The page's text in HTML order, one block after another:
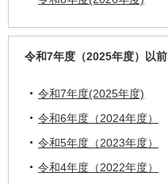
令和7年度（2025年度）以前
令和7年度(2025年度)
令和6年度（2024年度）
令和5年度（2023年度）
令和4年度（2022年度）